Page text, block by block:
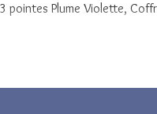
Plume Violette,